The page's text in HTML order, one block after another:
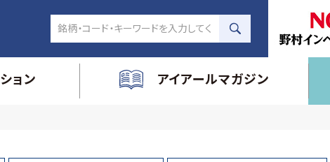
ョン アイアールマガジン